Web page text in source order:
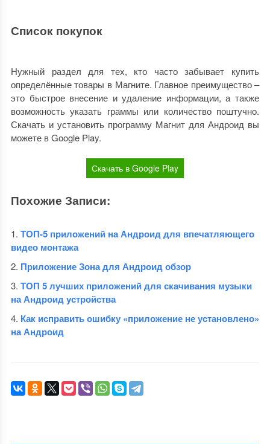
Список покупок
Нужный раздел для тех, кто часто забывает купить
определённые товары в Магните. Главное преимущество –
это быстрое внесение и удаление информации, а также
возможность указать граммы или количество поштучно.
Скачать и установить программу Магнит для Андроид вы
можете в Google Play.
Скачать в Google Play
Похожие Записи:
ТОП-5 приложений на Андроид для впечатляющего
видео монтажа
Приложение Зона для Андроид обзор
ТОП 5 лучших приложений для скачивания музыки
на Андроид устройства
Как исправить ошибку «приложение не установлено»
на Андроид